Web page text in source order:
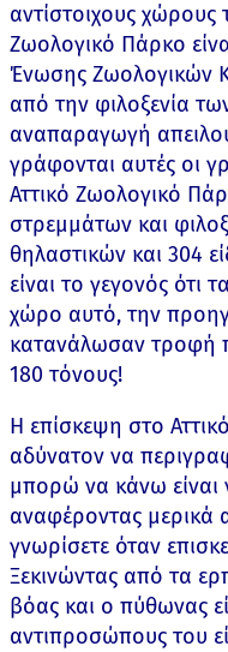
αντίστοιχους χώρους
Ζωολογικό Πάρκο
Ένωσης Ζωολογικών
από την φιλοξενία
αναπαραγωγή
γράφονται αυτές οι
Αττικό Ζωολογικό
στρεμμάτων και
θηλαστικών και 304
είναι το γεγονός ότι
χώρο αυτό, την
κατανάλωσαν τροφή
180 τόνους!
Η επίσκεψη στο
αδύνατον να
μπορώ να κάνω είναι
αναφέροντας
γνωρίσετε όταν
Ξεκινώντας από τα
βόας και ο πύθωνας
αντιπροσώπους του